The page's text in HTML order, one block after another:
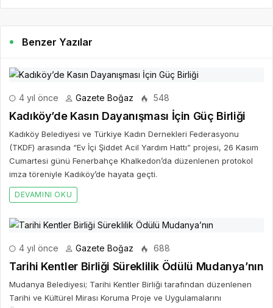
Benzer Yazılar
4 yıl önce Gazete Boğaz 548
Kadıköy’de Kasın Dayanışması İçin Güç Birliği
Kadıköy Belediyesi ve Türkiye Kadın Dernekleri Federasyonu
(TKDF) arasında “Ev İçi Şiddet Acil Yardım Hattı” projesi, 26 Kasım
Cumartesi günü Fenerbahçe Khalkedon’da düzenlenen protokol
imza töreniyle Kadıköy’de hayata geçti.
DEVAMINI OKU
4 yıl önce Gazete Boğaz 688
Tarihi Kentler Birliği Süreklilik Ödülü Mudanya’nın
Mudanya Belediyesi; Tarihi Kentler Birliği tarafından düzenlenen
Tarihi ve Kültürel Mirası Koruma Proje ve Uygulamalarını